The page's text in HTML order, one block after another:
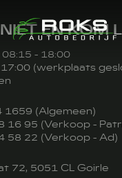
EN KOM
- 18:00
17:00 (werkplaats
1659 (Algemeen)
16 95 (Verkoop -
58 22 (Verkoop - Ad)
72, 5051 CL Goirle